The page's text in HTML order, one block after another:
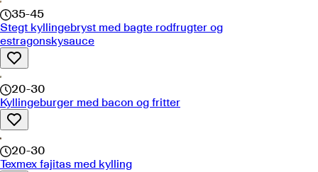
35-45
Stegt kyllingebryst med bagte rodfrugter og
estragonskysauce
20-30
Kyllingeburger med bacon og fritter
20-30
Texmex fajitas med kylling